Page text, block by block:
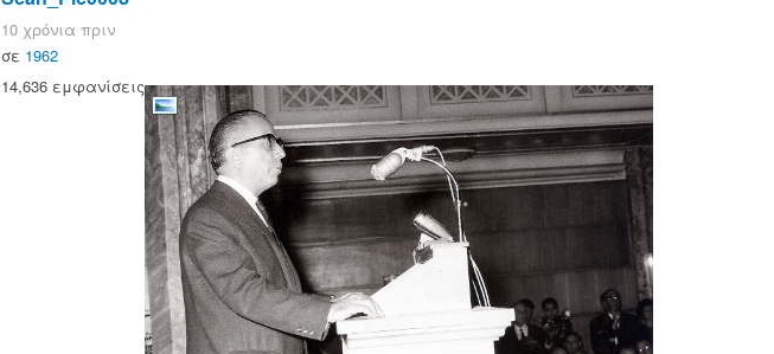
10 χρόνια πριν
σε 1962
14,636 εμφανίσεις